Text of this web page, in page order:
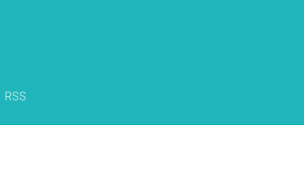
RSS